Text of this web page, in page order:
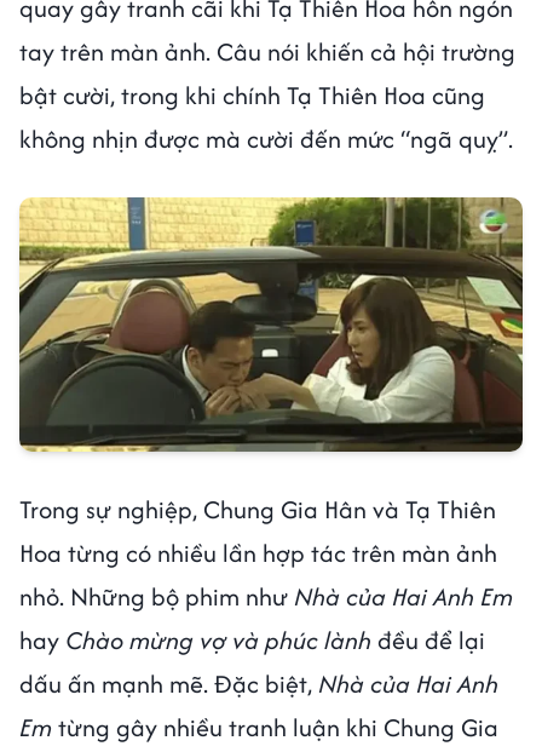
quay gây tranh cãi khi Tạ Thiên Hoa hôn ngón
tay trên màn ảnh. Câu nói khiến cả hội trường
bật cười, trong khi chính Tạ Thiên Hoa cũng
không nhịn được mà cười đến mức “ngã quỵ”.
Trong sự nghiệp, Chung Gia Hân và Tạ Thiên
Hoa từng có nhiều lần hợp tác trên màn ảnh
nhỏ. Những bộ phim như Nhà của Hai Anh Em
hay Chào mừng vợ và phúc lành đều để lại
dấu ấn mạnh mẽ. Đặc biệt, Nhà của Hai Anh
Em từng gây nhiều tranh luận khi Chung Gia